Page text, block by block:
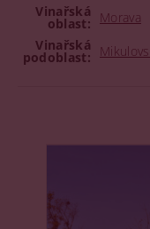
Vinařská
oblast: Morava
Vinařská
podoblast: